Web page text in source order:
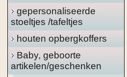
gepersonaliseerde
stoeltjes /tafeltjes
houten opbergkoffers
Baby, geboorte
artikelen/geschenken